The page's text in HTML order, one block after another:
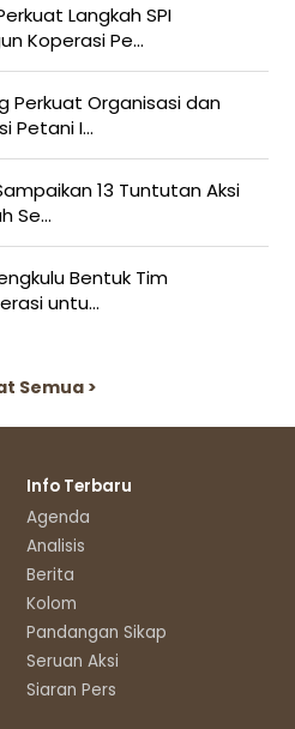
Langkah SPI
Koperasi Pe...
Perkuat Organisasi dan
Petani I...
13 Tuntutan Aksi
Se...
Bentuk Tim
untu...
Semua >
Info Terbaru
Agenda
Analisis
Berita
Kolom
Pandangan Sikap
Seruan Aksi
Siaran Pers